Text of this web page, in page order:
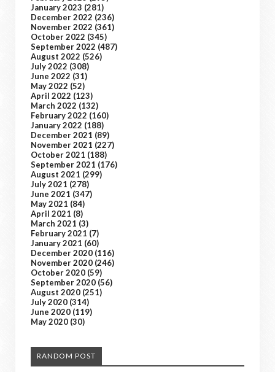
January 2023 (281)
December 2022 (236)
November 2022 (361)
October 2022 (345)
September 2022 (487)
August 2022 (526)
July 2022 (308)
June 2022 (31)
May 2022 (52)
April 2022 (123)
March 2022 (132)
February 2022 (160)
January 2022 (188)
December 2021 (89)
November 2021 (227)
October 2021 (188)
September 2021 (176)
August 2021 (299)
July 2021 (278)
June 2021 (347)
May 2021 (84)
April 2021 (8)
March 2021 (3)
February 2021 (7)
January 2021 (60)
December 2020 (116)
November 2020 (246)
October 2020 (59)
September 2020 (56)
August 2020 (251)
July 2020 (314)
June 2020 (119)
May 2020 (30)
RANDOM POST